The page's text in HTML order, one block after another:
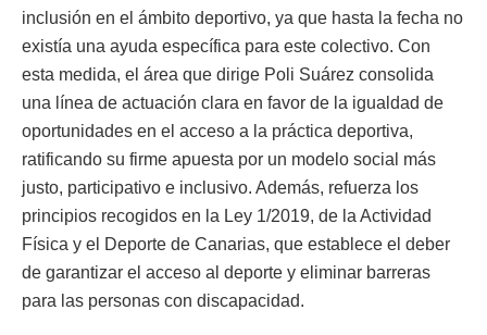
inclusión en el ámbito deportivo, ya que hasta la fecha no
existía una ayuda específica para este colectivo. Con
esta medida, el área que dirige Poli Suárez consolida
una línea de actuación clara en favor de la igualdad de
oportunidades en el acceso a la práctica deportiva,
ratificando su firme apuesta por un modelo social más
justo, participativo e inclusivo. Además, refuerza los
principios recogidos en la Ley 1/2019, de la Actividad
Física y el Deporte de Canarias, que establece el deber
de garantizar el acceso al deporte y eliminar barreras
para las personas con discapacidad.